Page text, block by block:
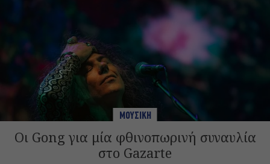
ΜΟΥΣΙΚΗ
Οι Gong για μία φθινοπωρινή συναυλία
στο Gazarte